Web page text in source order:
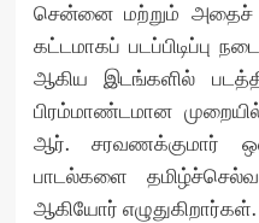
சென்னை மற்றும் அதைச்
கட்டமாகப் படப்பிடிப்பு
ஆகிய இடங்களில்
பிரம்மாண்டமான
ஆர். சரவணக்குமார்
பாடல்களை
ஆகியோர்